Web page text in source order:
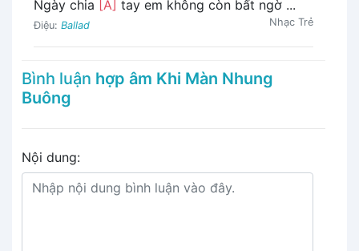
Ngày chia [A] tay em không còn bất ngờ ...
Điệu: Ballad Nhạc Trẻ
Bình luận hợp âm Khi Màn Nhung
Buông
Nội dung: